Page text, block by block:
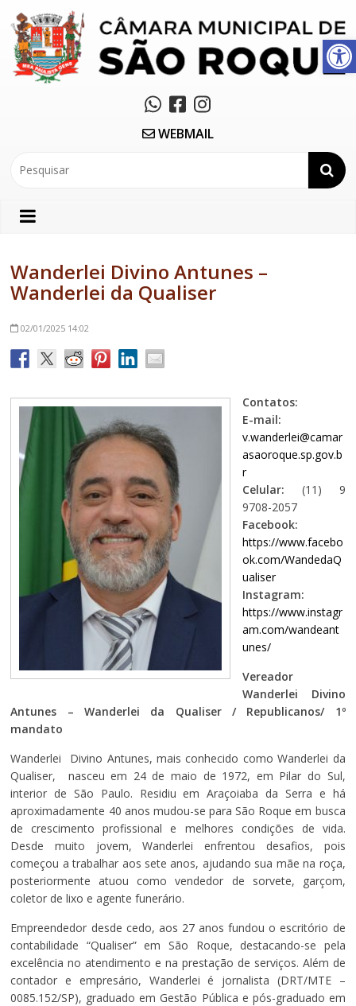
Abrir a barra de ferramentas
WEBMAIL
Wanderlei Divino Antunes –
Wanderlei da Qualiser
02/01/2025 14:02
Contatos:
E-mail:
v.wanderlei@camar
asaoroque.sp.gov.b
r
Celular: (11) 9
9708-2057
Facebook:
https://www.facebo
ok.com/WandedaQ
ualiser
Instagram:
https://www.instagr
am.com/wandeant
unes/
Vereador
Wanderlei Divino
Antunes – Wanderlei da Qualiser / Republicanos/ 1º
mandato
Wanderlei Divino Antunes, mais conhecido como Wanderlei da
Qualiser, nasceu em 24 de maio de 1972, em Pilar do Sul,
interior de São Paulo. Residiu em Araçoiaba da Serra e há
aproximadamente 40 anos mudou-se para São Roque em busca
de crescimento profissional e melhores condições de vida.
Desde muito jovem, Wanderlei enfrentou desafios, pois
começou a trabalhar aos sete anos, ajudando sua mãe na roça,
posteriormente atuou como vendedor de sorvete, garçom,
coletor de lixo e agente funerário.
Empreendedor desde cedo, aos 27 anos fundou o escritório de
contabilidade “Qualiser” em São Roque, destacando-se pela
excelência no atendimento e na prestação de serviços. Além de
contador e empresário, Wanderlei é jornalista (DRT/MTE –
0085.152/SP), graduado em Gestão Pública e pós-graduado em